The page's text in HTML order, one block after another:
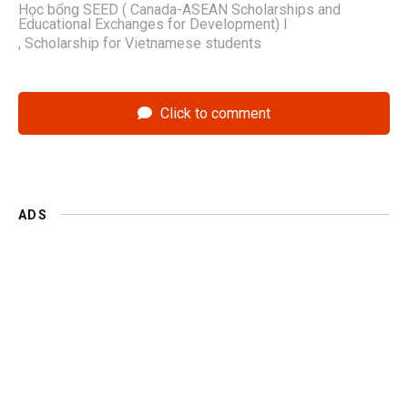
Học bổng SEED ( Canada-ASEAN Scholarships and
Educational Exchanges for Development) l
, Scholarship for Vietnamese students
Click to comment
ADS